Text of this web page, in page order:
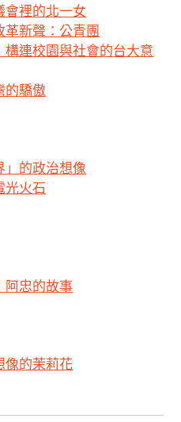
會裡的北一女
革新聲：公青團
連校園與社會的台大意
的驕傲
」的政治想像
光火石
阿忠的故事
像的茉莉花